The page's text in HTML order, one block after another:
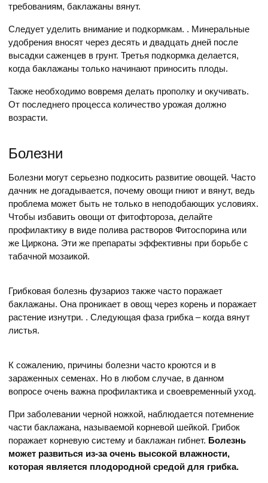
требованиям, баклажаны вянут.
Следует уделить внимание и подкормкам. . Минеральные
удобрения вносят через десять и двадцать дней после
высадки саженцев в грунт. Третья подкормка делается,
когда баклажаны только начинают приносить плоды.
Также необходимо вовремя делать прополку и окучивать.
От последнего процесса количество урожая должно
возрасти.
Болезни
Болезни могут серьезно подкосить развитие овощей. Часто
дачник не догадывается, почему овощи гниют и вянут, ведь
проблема может быть не только в неподобающих условиях.
Чтобы избавить овощи от фитофтороза, делайте
профилактику в виде полива растворов Фитоспорина или
же Циркона. Эти же препараты эффективны при борьбе с
табачной мозаикой.
Грибковая болезнь фузариоз также часто поражает
баклажаны. Она проникает в овощ через корень и поражает
растение изнутри. . Следующая фаза грибка – когда вянут
листья.
К сожалению, причины болезни часто кроются и в
зараженных семенах. Но в любом случае, в данном
вопросе очень важна профилактика и своевременный уход.
При заболевании черной ножкой, наблюдается потемнение
части баклажана, называемой корневой шейкой. Грибок
поражает корневую систему и баклажан гибнет. Болезнь
может развиться из-за очень высокой влажности,
которая является плодородной средой для грибка.